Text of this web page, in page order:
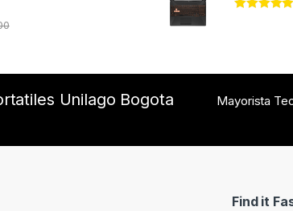
Unilago Bogota
Mayorista
Find it